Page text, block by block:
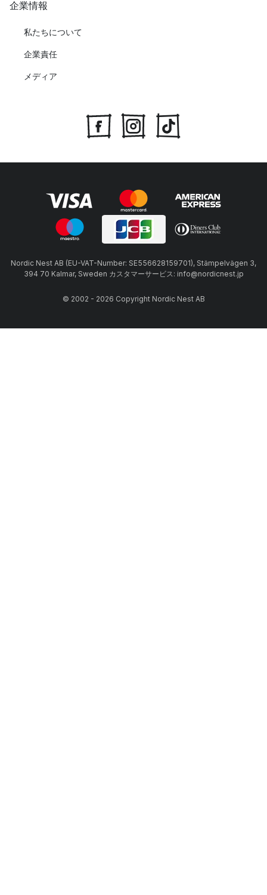
企業情報
私たちについて
企業責任
メディア
Nordic Nest AB (EU-VAT-Number: SE556628159701), Stämpelvägen 3,
394 70 Kalmar, Sweden カスタマーサービス: info@nordicnest.jp
© 2002 - 2026 Copyright Nordic Nest AB